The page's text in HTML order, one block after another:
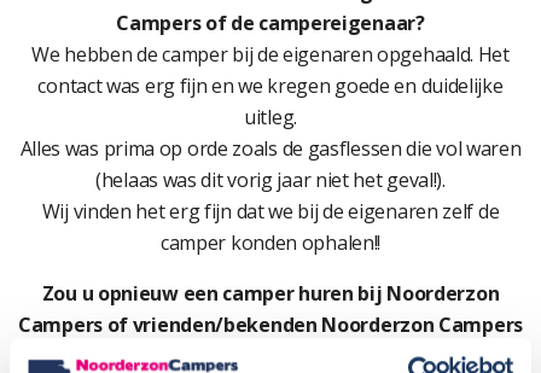
Campers of de campereigenaar?
We hebben de camper bij de eigenaren opgehaald. Het
contact was erg fijn en we kregen goede en duidelijke
uitleg.
Alles was prima op orde zoals de gasflessen die vol waren
(helaas was dit vorig jaar niet het geval!).
Wij vinden het erg fijn dat we bij de eigenaren zelf de
camper konden ophalen!!
Zou u opnieuw een camper huren bij Noorderzon
Campers of vrienden/bekenden Noorderzon Campers
aanraden?